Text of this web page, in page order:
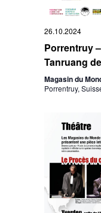
26.10.2024
Porrentruy
Tanruang
Magasin du
Porrentruy,